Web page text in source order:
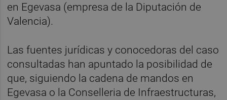
en Egevasa (empresa de la Diputación de
Valencia).
Las fuentes jurídicas y conocedoras del caso
consultadas han apuntado la posibilidad de
que, siguiendo la cadena de mandos en
Egevasa o la Conselleria de Infraestructuras,